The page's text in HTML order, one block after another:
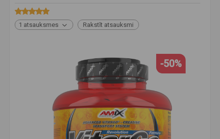
1 atsauksmes Rakstīt atsauksmi
-50%